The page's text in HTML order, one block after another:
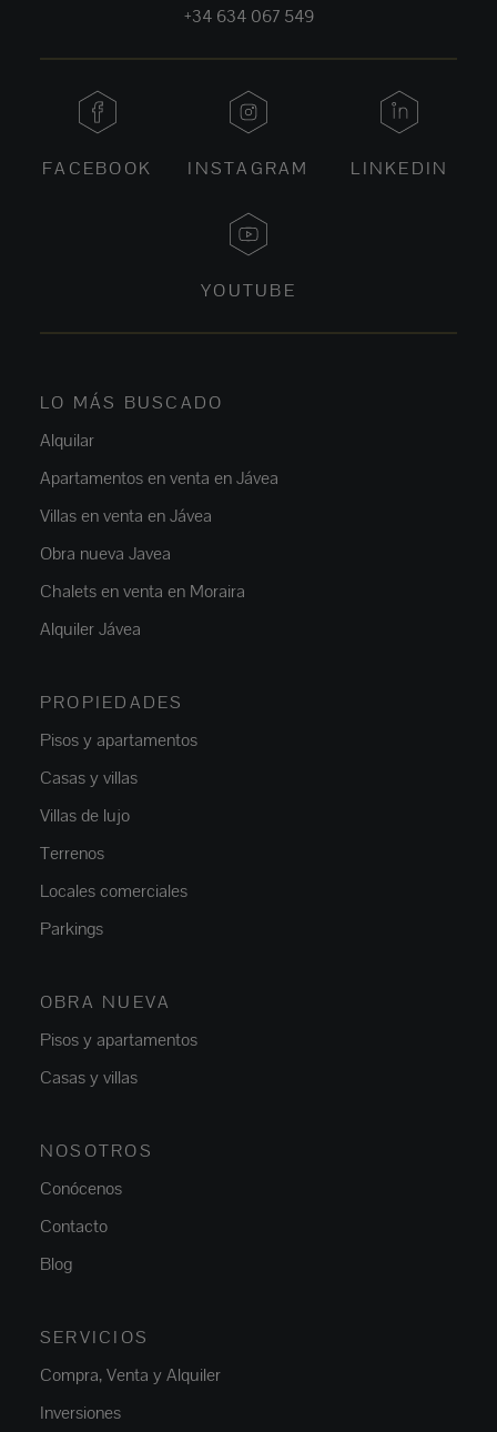
+34 634 067 549
FACEBOOK INSTAGRAM LINKEDIN
YOUTUBE
LO MÁS BUSCADO
Alquilar
Apartamentos en venta en Jávea
Villas en venta en Jávea
Obra nueva Javea
Chalets en venta en Moraira
Alquiler Jávea
PROPIEDADES
Pisos y apartamentos
Casas y villas
Villas de lujo
Terrenos
Locales comerciales
Parkings
OBRA NUEVA
Pisos y apartamentos
Casas y villas
NOSOTROS
Conócenos
Contacto
Blog
SERVICIOS
Compra, Venta y Alquiler
Inversiones